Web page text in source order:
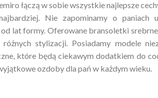
łączą w sobie wszystkie najlepsze
Nie zapominamy o paniach
lat formy. Oferowane bransoletki
stylizacji. Posiadamy modele
które będą ciekawym dodatkiem do
ozdoby dla pań w każdym wieku.